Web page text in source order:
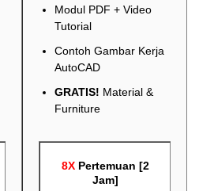
Modul PDF + Video
Tutorial
Contoh Gambar Kerja
AutoCAD
GRATIS! Material &
Furniture
8X Pertemuan [2
Jam]